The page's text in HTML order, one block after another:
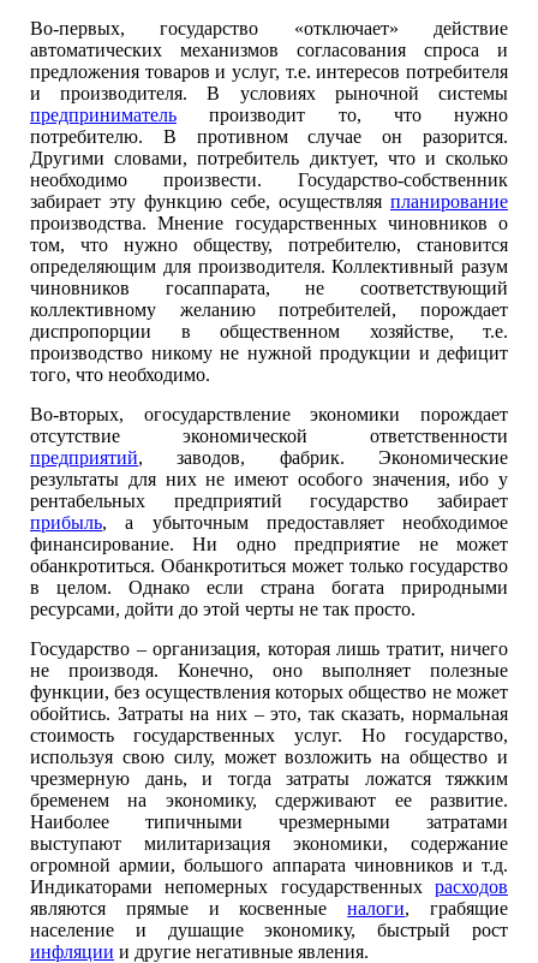
Во-первых, государство «отключает» действие
автоматических механизмов согласования спроса и
предложения товаров и услуг, т.е. интересов потребителя
и производителя. В условиях рыночной системы
предприниматель производит то, что нужно
потребителю. В противном случае он разорится.
Другими словами, потребитель диктует, что и сколько
необходимо произвести. Государство-собственник
забирает эту функцию себе, осуществляя планирование
производства. Мнение государственных чиновников о
том, что нужно обществу, потребителю, становится
определяющим для производителя. Коллективный разум
чиновников госаппарата, не соответствующий
коллективному желанию потребителей, порождает
диспропорции в общественном хозяйстве, т.е.
производство никому не нужной продукции и дефицит
того, что необходимо.
Во-вторых, огосударствление экономики порождает
отсутствие экономической ответственности
предприятий, заводов, фабрик. Экономические
результаты для них не имеют особого значения, ибо у
рентабельных предприятий государство забирает
прибыль, а убыточным предоставляет необходимое
финансирование. Ни одно предприятие не может
обанкротиться. Обанкротиться может только государство
в целом. Однако если страна богата природными
ресурсами, дойти до этой черты не так просто.
Государство – организация, которая лишь тратит, ничего
не производя. Конечно, оно выполняет полезные
функции, без осуществления которых общество не может
обойтись. Затраты на них – это, так сказать, нормальная
стоимость государственных услуг. Но государство,
используя свою силу, может возложить на общество и
чрезмерную дань, и тогда затраты ложатся тяжким
бременем на экономику, сдерживают ее развитие.
Наиболее типичными чрезмерными затратами
выступают милитаризация экономики, содержание
огромной армии, большого аппарата чиновников и т.д.
Индикаторами непомерных государственных расходов
являются прямые и косвенныеналоги, грабящие
население и душащие экономику, быстрый рост
инфляции и другие негативные явления.